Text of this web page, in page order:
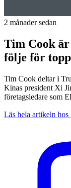
2 månader sedan
Tim Cook
följe för
Tim Cook deltar i
Kinas president Xi
företagsledare som
Läs hela artikeln